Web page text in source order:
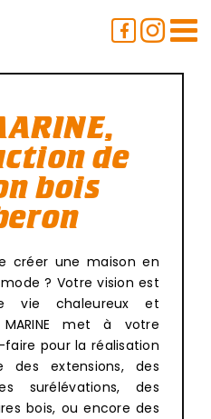
de
bois
créer une maison en
? Votre vision est
vie chaleureux et
met à votre
pour la réalisation
extensions, des
surélévations, des
bois, ou encore des